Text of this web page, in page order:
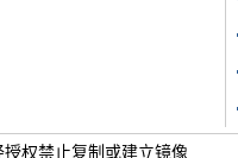
权禁止复制或建立镜像